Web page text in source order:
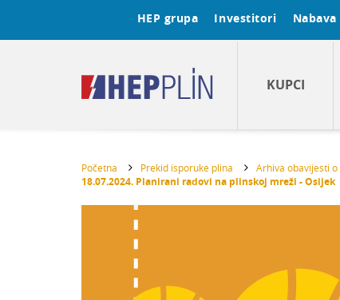
HEP grupa Investitori Nabava
KUPCI
Početna Prekid isporuke plina Arhiva obavijesti
18.07.2024. Planirani radovi na plinskoj mreži - Osijek